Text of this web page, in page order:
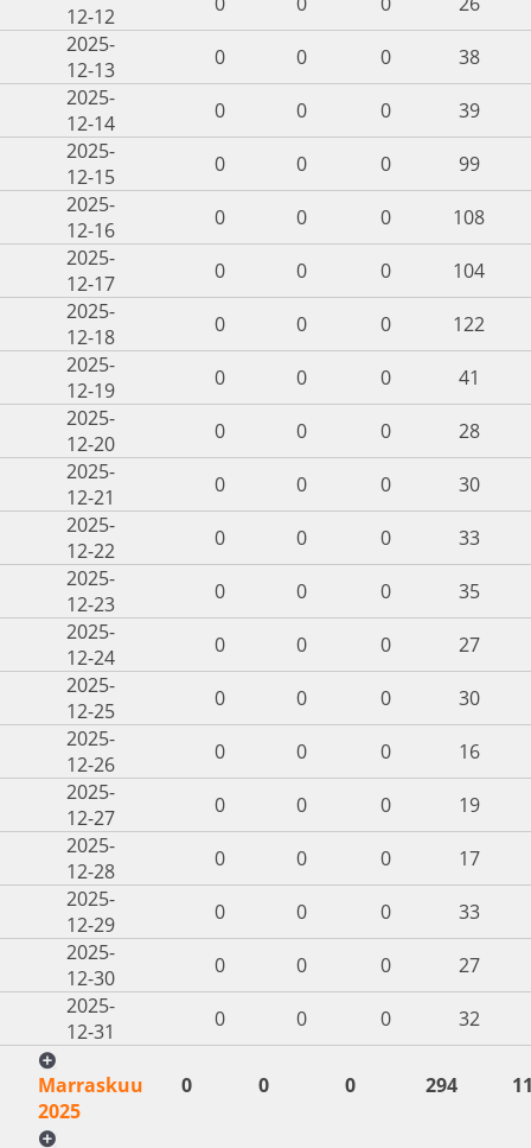
12-12
2025-
12-13
0 0 0
38
2025-
12-14
0 0 0
39
2025-
12-15
0 0 0
99
2025-
12-16
0 0 0
108
2025-
12-17
0 0 0
104
2025-
12-18
0 0 0
122
2025-
12-19
0 0 0
41
2025-
12-20
0 0 0
28
2025-
12-21
0 0 0
30
2025-
12-22
0 0 0
33
2025-
12-23
0 0 0
35
2025-
12-24
0 0 0
27
2025-
12-25
0 0 0
30
2025-
12-26
0 0 0
16
2025-
12-27
0 0 0
19
2025-
12-28
0 0 0
17
2025-
12-29
0 0 0
33
2025-
12-30
0 0 0
27
2025-
12-31
0 0 0 32
Marraskuu
2025
0 0 0 294